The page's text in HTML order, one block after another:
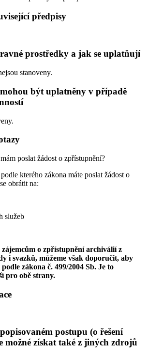
předpisy
prostředky a jak se uplatňují
stanoveny.
být uplatněny v případě
poslat žádost o zpřístupnění?
kterého zákona máte poslat žádost o
obrátit na:
služeb
o zpřístupnění archiválií z
i svazků, můžeme však doporučit, aby
zákona č. 499/2004 Sb. Je to
pro obě strany.
postupu (o řešení
možné získat také z jiných zdrojů